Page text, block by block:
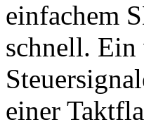
einfachem
schnell. Ein
einer